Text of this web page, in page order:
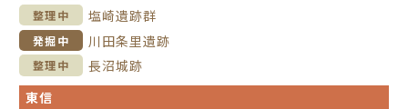
整理中 塩崎遺跡群
発掘中 川田条里遺跡
整理中
長沼城跡
東信